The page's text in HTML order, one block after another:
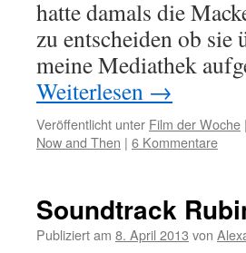
hatte damals die
zu entscheiden ob sie
meine Mediathek
Weiterlesen →
Veröffentlicht unter Film der Woche |
Now and Then | 6 Kommentare
Soundtrack
Publiziert am 8. April 2013 von